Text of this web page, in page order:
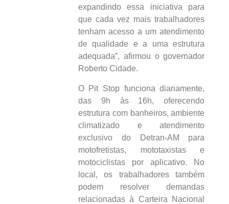
expandindo essa iniciativa para
que cada vez mais trabalhadores
tenham acesso a um atendimento
de qualidade e a uma estrutura
adequada”, afirmou o governador
Roberto Cidade.
O Pit Stop funciona diariamente,
das 9h às 16h, oferecendo
estrutura com banheiros, ambiente
climatizado e atendimento
exclusivo do Detran-AM para
motofretistas, mototaxistas e
motociclistas por aplicativo. No
local, os trabalhadores também
podem resolver demandas
relacionadas à Carteira Nacional